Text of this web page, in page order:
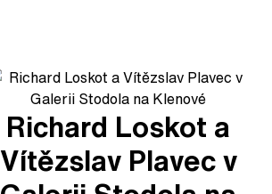
Richard Loskot a
Vítězslav Plavec v